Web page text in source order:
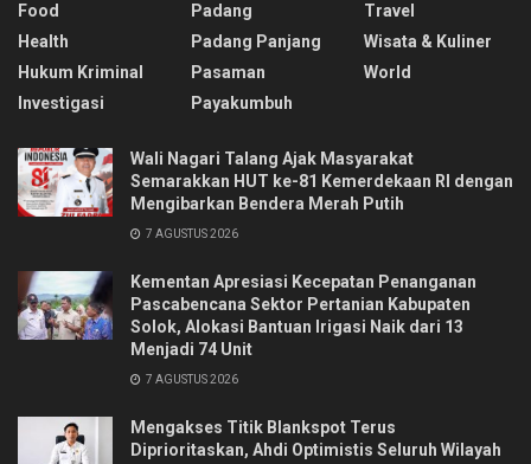
Food
Health
Hukum Kriminal
Investigasi
Padang
Padang Panjang
Pasaman
Payakumbuh
Travel
Wisata & Kuliner
World
Wali Nagari Talang Ajak Masyarakat
Semarakkan HUT ke-81 Kemerdekaan RI dengan
Mengibarkan Bendera Merah Putih
7 AGUSTUS 2026
Kementan Apresiasi Kecepatan Penanganan
Pascabencana Sektor Pertanian Kabupaten
Solok, Alokasi Bantuan Irigasi Naik dari 13
Menjadi 74 Unit
7 AGUSTUS 2026
Mengakses Titik Blankspot Terus
Diprioritaskan, Ahdi Optimistis Seluruh Wilayah